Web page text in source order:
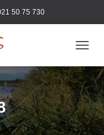
50 75 730